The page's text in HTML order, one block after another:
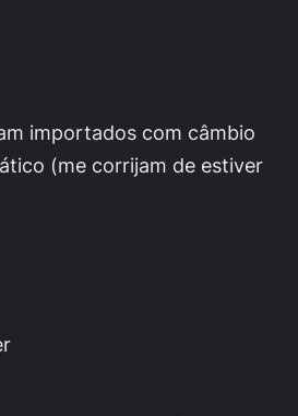
importados com câmbio
(me corrijam de estiver